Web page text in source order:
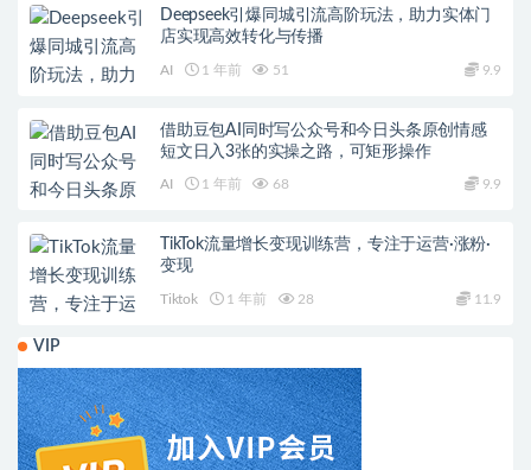
Deepseek引爆同城引流高阶玩法，助力实体门
店实现高效转化与传播
AI 1 年前 51 9.9
借助豆包AI同时写公众号和今日头条原创情感
短文日入3张的实操之路，可矩形操作
AI 1 年前 68 9.9
TikTok流量增长变现训练营，专注于运营·涨粉·
变现
Tiktok 1 年前 28 11.9
VIP